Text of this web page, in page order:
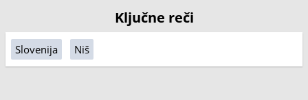
Ključne reči
Slovenija Niš